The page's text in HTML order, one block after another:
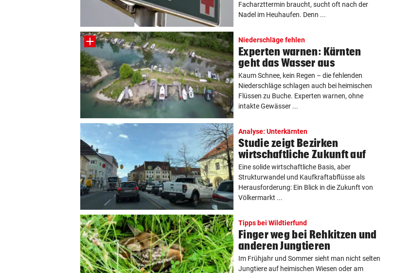
Facharzttermin braucht, sucht oft nach der
Nadel im Heuhaufen. Denn ...
Niederschläge fehlen
Experten warnen: Kärnten
geht das Wasser aus
Kaum Schnee, kein Regen – die fehlenden
Niederschläge schlagen auch bei heimischen
Flüssen zu Buche. Experten warnen, ohne
intakte Gewässer ...
Analyse: Unterkärnten
Studie zeigt Bezirken
wirtschaftliche Zukunft auf
Eine solide wirtschaftliche Basis, aber
Strukturwandel und Kaufkraftabflüsse als
Herausforderung: Ein Blick in die Zukunft von
Völkermarkt ...
Tipps bei Wildtierfund
Finger weg bei Rehkitzen und
anderen Jungtieren
Im Frühjahr und Sommer sieht man nicht selten
Jungtiere auf heimischen Wiesen oder am